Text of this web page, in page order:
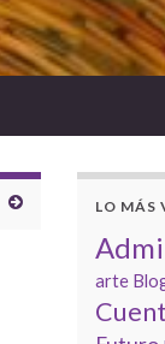
LO MÁS
arte